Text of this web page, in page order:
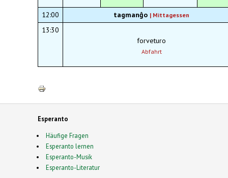
12:00 tagmanĝo | Mittagessen
13:30
forveturo
Abfahrt
Esperanto
Häufige Fragen
Esperanto lernen
Esperanto-Musik
Esperanto-Literatur